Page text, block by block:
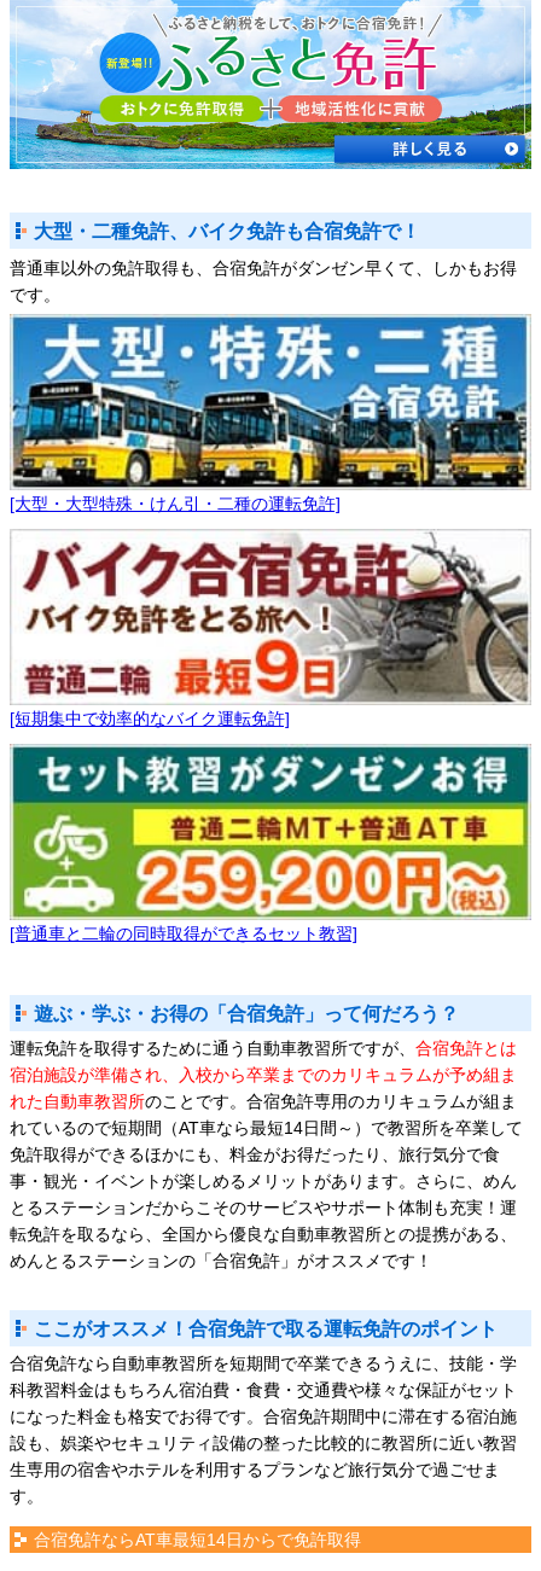
大型・二種免許、バイク免許も合宿免許で！
普通車以外の免許取得も、合宿免許がダンゼン早くて、しかもお得
です。
[大型・大型特殊・けん引・二種の運転免許]
[短期集中で効率的なバイク運転免許]
[普通車と二輪の同時取得ができるセット教習]
遊ぶ・学ぶ・お得の「合宿免許」って何だろう？
運転免許を取得するために通う自動車教習所ですが、 合宿免許とは
宿泊施設が準備され、入校から卒業までのカリキュラムが予め組ま
れた自動車教習所のことです。合宿免許専用のカリキュラムが組ま
れているので短期間（AT車なら最短14日間～）で教習所を卒業して
免許取得ができるほかにも、料金がお得だったり、旅行気分で食
事・観光・イベントが楽しめるメリットがあります。さらに、めん
とるステーションだからこそのサービスやサポート体制も充実！運
転免許を取るなら、全国から優良な自動車教習所との提携がある、
めんとるステーションの「合宿免許」がオススメです！
ここがオススメ！合宿免許で取る運転免許のポイント
合宿免許なら自動車教習所を短期間で卒業できるうえに、技能・学
科教習料金はもちろん宿泊費・食費・交通費や様々な保証がセット
になった料金も格安でお得です。合宿免許期間中に滞在する宿泊施
設も、娯楽やセキュリティ設備の整った比較的に教習所に近い教習
生専用の宿舎やホテルを利用するプランなど旅行気分で過ごせま
す。
合宿免許ならAT車最短14日からで免許取得